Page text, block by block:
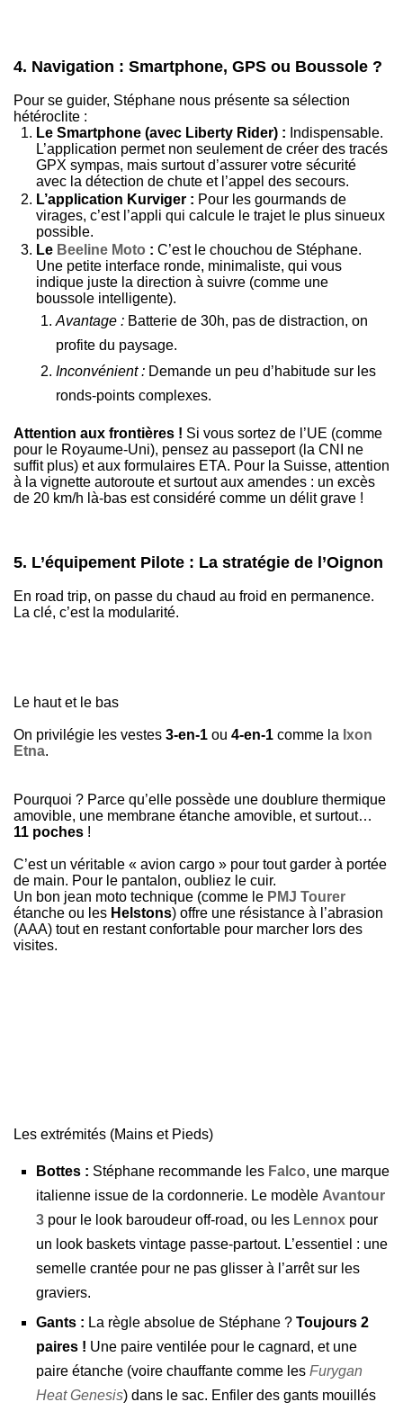
4. Navigation : Smartphone, GPS ou Boussole ?
Pour se guider, Stéphane nous présente sa sélection
hétéroclite :
Le Smartphone (avec Liberty Rider) : Indispensable.
L’application permet non seulement de créer des tracés
GPX sympas, mais surtout d’assurer votre sécurité
avec la détection de chute et l’appel des secours.
L’application Kurviger : Pour les gourmands de
virages, c’est l’appli qui calcule le trajet le plus sinueux
possible.
Le Beeline Moto : C’est le chouchou de Stéphane.
Une petite interface ronde, minimaliste, qui vous
indique juste la direction à suivre (comme une
boussole intelligente).
Avantage : Batterie de 30h, pas de distraction, on
profite du paysage.
Inconvénient : Demande un peu d’habitude sur les
ronds-points complexes.
Attention aux frontières ! Si vous sortez de l’UE (comme
pour le Royaume-Uni), pensez au passeport (la CNI ne
suffit plus) et aux formulaires ETA. Pour la Suisse, attention
à la vignette autoroute et surtout aux amendes : un excès
de 20 km/h là-bas est considéré comme un délit grave !
5. L’équipement Pilote : La stratégie de l’Oignon
En road trip, on passe du chaud au froid en permanence.
La clé, c’est la modularité.
Le haut et le bas
On privilégie les vestes 3-en-1 ou 4-en-1 comme la Ixon
Etna.
Pourquoi ? Parce qu’elle possède une doublure thermique
amovible, une membrane étanche amovible, et surtout…
11 poches !
C’est un véritable « avion cargo » pour tout garder à portée
de main. Pour le pantalon, oubliez le cuir.
Un bon jean moto technique (comme le PMJ Tourer
étanche ou les Helstons) offre une résistance à l’abrasion
(AAA) tout en restant confortable pour marcher lors des
visites.
Les extrémités (Mains et Pieds)
Bottes : Stéphane recommande les Falco, une marque
italienne issue de la cordonnerie. Le modèle Avantour
3 pour le look baroudeur off-road, ou les Lennox pour
un look baskets vintage passe-partout. L’essentiel : une
semelle crantée pour ne pas glisser à l’arrêt sur les
graviers.
Gants : La règle absolue de Stéphane ? Toujours 2
paires ! Une paire ventilée pour le cagnard, et une
paire étanche (voire chauffante comme les Furygan
Heat Genesis) dans le sac. Enfiler des gants mouillés